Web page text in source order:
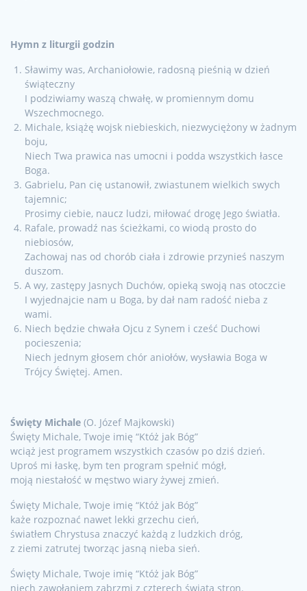
Hymn z liturgii godzin
Sławimy was, Archaniołowie, radosną pieśnią w dzień
świąteczny
I podziwiamy waszą chwałę, w promiennym domu
Wszechmocnego.
Michale, książę wojsk niebieskich, niezwyciężony w żadnym
boju,
Niech Twa prawica nas umocni i podda wszystkich łasce
Boga.
Gabrielu, Pan cię ustanowił, zwiastunem wielkich swych
tajemnic;
Prosimy ciebie, naucz ludzi, miłować drogę Jego światła.
Rafale, prowadź nas ścieżkami, co wiodą prosto do
niebiosów,
Zachowaj nas od chorób ciała i zdrowie przynieś naszym
duszom.
A wy, zastępy Jasnych Duchów, opieką swoją nas otoczcie
I wyjednajcie nam u Boga, by dał nam radość nieba z
wami.
Niech będzie chwała Ojcu z Synem i cześć Duchowi
pocieszenia;
Niech jednym głosem chór aniołów, wysławia Boga w
Trójcy Świętej. Amen.
Święty Michale (O. Józef Majkowski)
Święty Michale, Twoje imię “Któż jak Bóg”
wciąż jest programem wszystkich czasów po dziś dzień.
Uproś mi łaskę, bym ten program spełnić mógł,
moją niestałość w męstwo wiary żywej zmień.
Święty Michale, Twoje imię “Któż jak Bóg”
każe rozpoznać nawet lekki grzechu cień,
światłem Chrystusa znaczyć każdą z ludzkich dróg,
z ziemi zatrutej tworząc jasną nieba sień.
Święty Michale, Twoje imię “Któż jak Bóg”
niech zawołaniem zabrzmi z czterech świata stron.